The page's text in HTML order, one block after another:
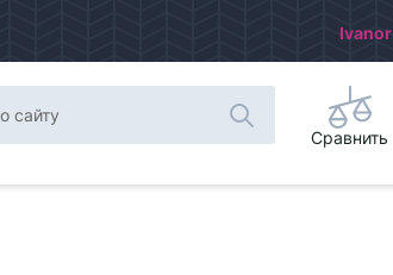
Ivanor
Сравнить